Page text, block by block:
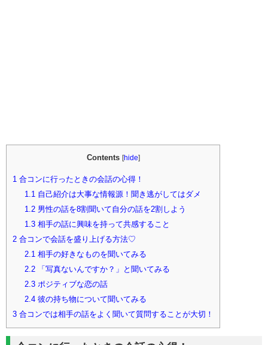
Contents [hide]
1 合コンに行ったときの会話の心得！
1.1自己紹介は大事な情報源！聞き逃がしてはダメ
1.2男性の話を8割聞いて自分の話を2割しよう
1.3相手の話に興味を持って共感すること
2 合コンで会話を盛り上げる方法♡
2.1相手の好きなものを聞いてみる
2.2「写真ないんですか？」と聞いてみる
2.3ポジティブな恋の話
2.4彼の持ち物について聞いてみる
3 合コンでは相手の話をよく聞いて質問することが大切！